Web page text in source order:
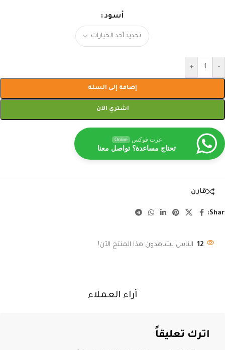
أسود
-
+
إضافة إلى السلة
اشتري الآن
عزت فوكس Online
تحتاج مساعدة؟ تواصل معنا
قارن
12 الناس يشاهدون هذا المنتج الآن!
آراء العملاء
اترك تعليقاً